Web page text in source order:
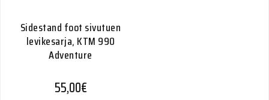
Sidestand foot sivutuen
levikesarja, KTM 990
Adventure
55,00€